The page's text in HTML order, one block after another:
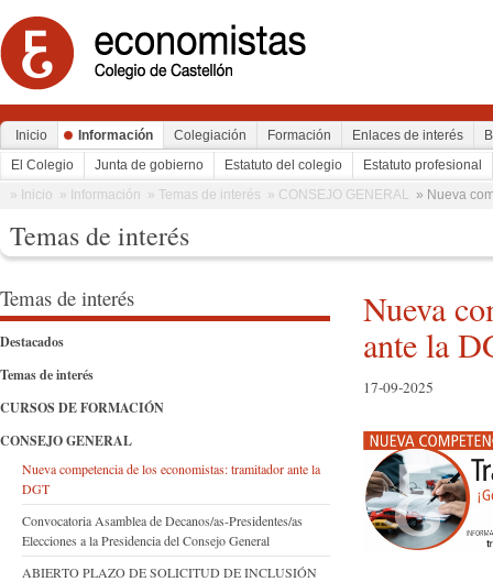
Inicio Información Colegiación Formación Enlaces de interés
El Colegio
Junta de gobierno Estatuto del colegio
Estatuto profesional
» Inicio » Información » Temas de interés » CONSEJO GENERAL » Nueva
Temas de interés
Temas de interés
Destacados
Temas de interés
CURSOS DE FORMACIÓN
CONSEJO GENERAL
Nueva competencia de los economistas: tramitador ante la
DGT
Convocatoria Asamblea de Decanos/as-Presidentes/as
Elecciones a la Presidencia del Consejo General
ABIERTO PLAZO DE SOLICITUD DE INCLUSIÓN
Nueva
ante la
17-09-2025